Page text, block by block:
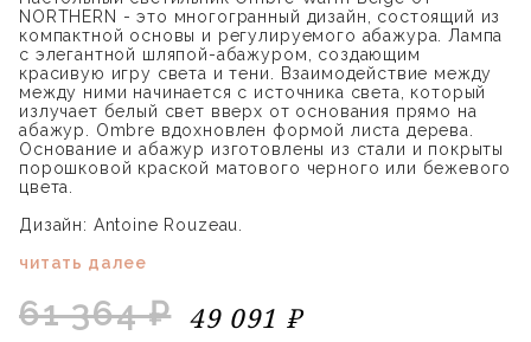
NORTHERN - это многогранный дизайн, состоящий из
компактной основы и регулируемого абажура. Лампа
с элегантной шляпой-абажуром, создающим
красивую игру света и тени. Взаимодействие между
между ними начинается с источника света, который
излучает белый свет вверх от основания прямо на
абажур. Ombre вдохновлен формой листа дерева.
Основание и абажур изготовлены из стали и покрыты
порошковой краской матового черного или бежевого
цвета.
Дизайн: Antoine Rouzeau.
читать далее
61 364 ₽ 49 091 ₽